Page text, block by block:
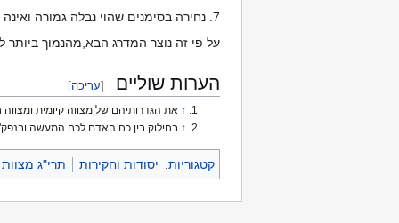
7. נחירה בסימנים שהוי נבלה גמורה ואינה שחיטה כלל, ומ"מ למ"ד אין שחיטה לעוף מן התורה בעינן דווקא נחירה בסימנים ובמיתה אחרת הוי נבלה גמורה.
על פי זה נוצר המדרג הבא,מהנמוך
הערות שוליים [עריכה]
↑ את הגדרותיהם של מצווה קיומית ומצווה
↑ בחילוק בין כח האדם לכח המעשה
קטגוריות: יסודות וחקירות תרי"ג מצוות